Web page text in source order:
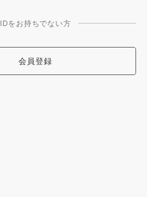
IDをお持ちでない方
会員登録